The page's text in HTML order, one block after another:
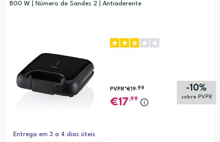
800 W | Número de Sandes 2 | Antiaderente
-10%
sobre PVPR
PVPR*€19 ,99
17,99
Entrega em 3 a 4 dias úteis